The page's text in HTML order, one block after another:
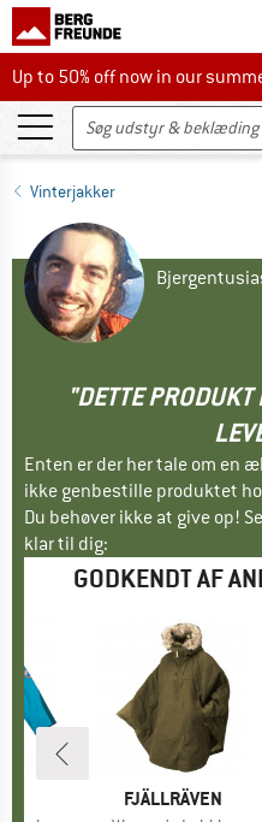
Up to 50% off now in our
Up to 50% off now in our
Vinterjakker
"DETTE
Enten er der her tale om en
ikke genbestille produktet
Du behøver ikke at give op!
klar til dig:
GODKENDT AF
MÆRKE
FJÄLLRÄVEN